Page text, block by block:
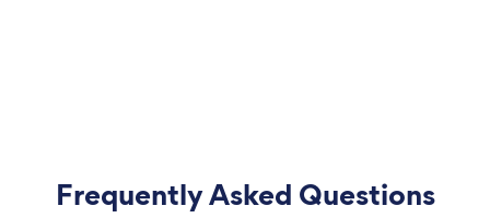
Frequently Asked Questions